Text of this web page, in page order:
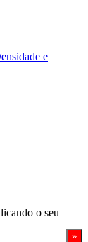
e
o seu